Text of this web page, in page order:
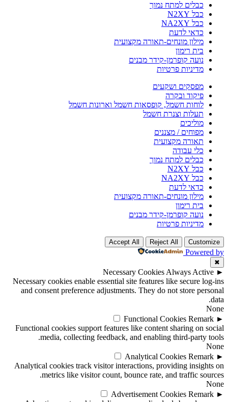
כבלים למתח נמוך
כבל N2XY
כבל NA2XY
כדאי לדעת
מילון מונחים-תאורה מקצועית
בית רימון
נועה קופרמן-קידר מבנים
מדיניות פרטיות
מפסקים ושקעים
פיקוד ובקרה
לוחות חשמל, קופסאות חשמל וארונות חשמל
תעלות וצנרת חשמל
מוליכים
מפוחים / מצננים
תאורה מקצועית
כלי עבודה
כבלים למתח נמוך
כבל N2XY
כבל NA2XY
כדאי לדעת
מילון מונחים-תאורה מקצועית
בית רימון
נועה קופרמן-קידר מבנים
מדיניות פרטיות
Customize
Reject All
Accept All
Powered by
✖
►
Necessary Cookies Always Active
Necessary cookies enable essential site features like secure log-ins
and consent preference adjustments. They do not store personal
data.
None
►
Functional Cookies Remark
Functional cookies support features like content sharing on social
media, collecting feedback, and enabling third-party tools.
None
►
Analytical Cookies Remark
Analytical cookies track visitor interactions, providing insights on
metrics like visitor count, bounce rate, and traffic sources.
None
►
Advertisement Cookies Remark